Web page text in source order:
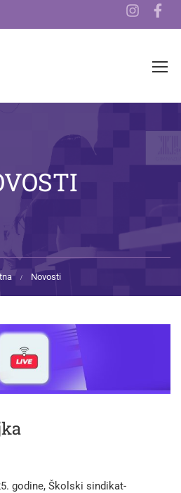
Novosti
godine, Školski sindikat-